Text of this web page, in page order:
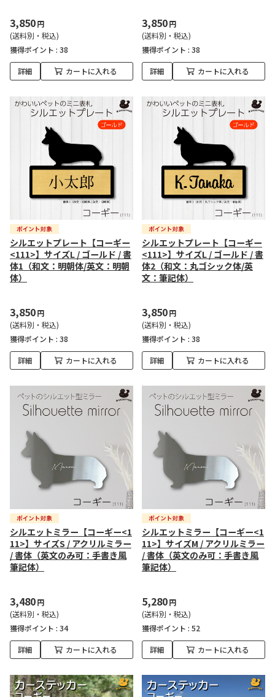
3,850円
(送料別・税込)
獲得ポイント : 38
詳細 カートに入れる
3,850円
(送料別・税込)
獲得ポイント : 38
詳細 カートに入れる
シルエットプレート【コーギー
<111>】サイズL / ゴールド / 書
体1（和文：明朝体/英文：明朝
体）
3,850円
(送料別・税込)
獲得ポイント : 38
詳細 カートに入れる
シルエットプレート【コーギー
<111>】サイズL / ゴールド / 書
体2（和文：丸ゴシック体/英
文：筆記体）
3,850円
(送料別・税込)
獲得ポイント : 38
詳細 カートに入れる
シルエットミラー【コーギー<1
11>】サイズS / アクリルミラー
/ 書体（英文のみ可：手書き風
筆記体）
3,480円
(送料別・税込)
獲得ポイント : 34
詳細 カートに入れる
シルエットミラー【コーギー<1
11>】サイズM / アクリルミラー
/ 書体（英文のみ可：手書き風
筆記体）
5,280円
(送料別・税込)
獲得ポイント : 52
詳細 カートに入れる